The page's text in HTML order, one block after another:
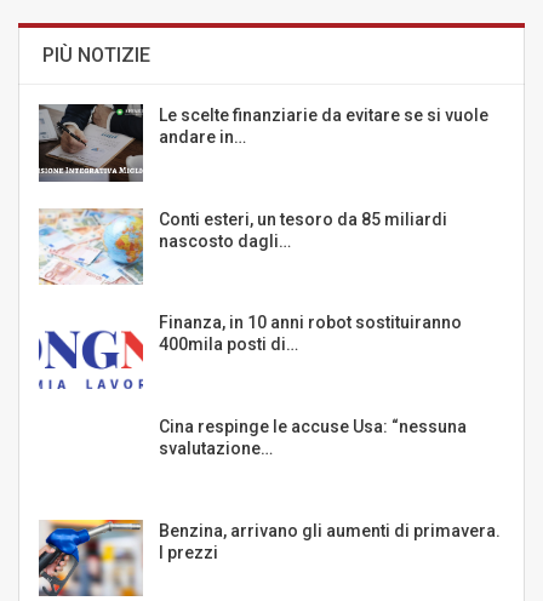
PIÙ NOTIZIE
Le scelte finanziarie da evitare se si vuole
andare in…
Conti esteri, un tesoro da 85 miliardi
nascosto dagli…
Finanza, in 10 anni robot sostituiranno
400mila posti di…
Cina respinge le accuse Usa: “nessuna
svalutazione…
Benzina, arrivano gli aumenti di primavera.
I prezzi